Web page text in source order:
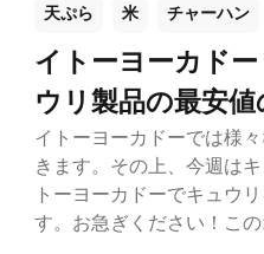
天ぷら 米 チャーハン
イトーヨーカド
ウリ製品の最安
イトーヨーカドーでは様
きます。その上、今週は
トーヨーカドーでキュウ
す。お急ぎください！こ